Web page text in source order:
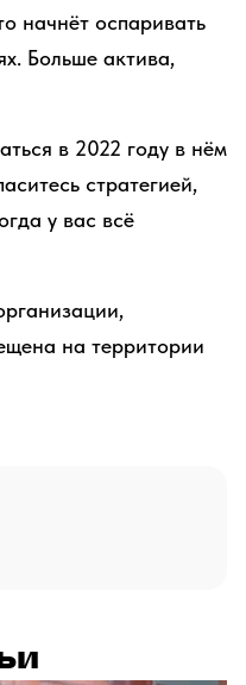
начнёт оспаривать
Больше актива,
в 2022 году в нём
стратегией,
у вас всё
на территории